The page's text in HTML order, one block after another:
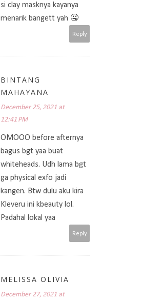
si clay masknya kayanya
menarik bangett yah 🤤
Reply
BINTANG
MAHAYANA
December 25, 2021 at
12:41 PM
OMOOO before afternya
bagus bgt yaa buat
whiteheads. Udh lama bgt
ga physical exfo jadi
kangen. Btw dulu aku kira
Kleveru ini kbeauty lol.
Padahal lokal yaa
Reply
MELISSA OLIVIA
December 27, 2021 at